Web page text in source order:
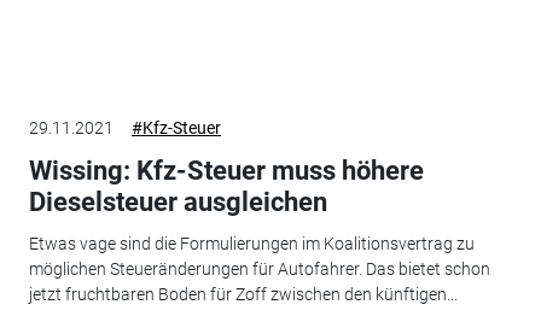
29.11.2021 #Kfz-Steuer
Wissing: Kfz-Steuer muss höhere
Dieselsteuer ausgleichen
Etwas vage sind die Formulierungen im Koalitionsvertrag zu
möglichen Steueränderungen für Autofahrer. Das bietet schon
jetzt fruchtbaren Boden für Zoff zwischen den künftigen...